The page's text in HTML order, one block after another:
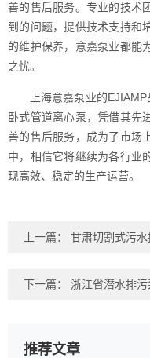
善的售后服务。专业的技术
到的问题，提供技术支持和
的维护保养，意嘉泵业都能
之忧。
上海意嘉泵业的
卧式管道离心泵，凭借其先
善的售后服务，成为了市场
中，相信它将继续为各行业
现高效、稳定的生产运营。
上一篇： 甘肃切割式污
下一篇： 浙江省潜水排
推荐文章